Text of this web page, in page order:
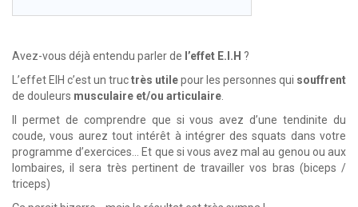
Avez-vous déjà entendu parler de l’effet E.I.H ?
L’effet EIH c’est un tructrès utilepour les personnes qui souffrent
de douleurs musculaire et/ou articulaire
Il permet de comprendre que si vous avez d’une tendinite du
coude, vous aurez tout intérêt à intégrer des squats dans votre
programme d’exercices… Et que si vous avez mal au genou ou aux
lombaires, il sera très pertinent de travailler vos bras (biceps /
triceps)